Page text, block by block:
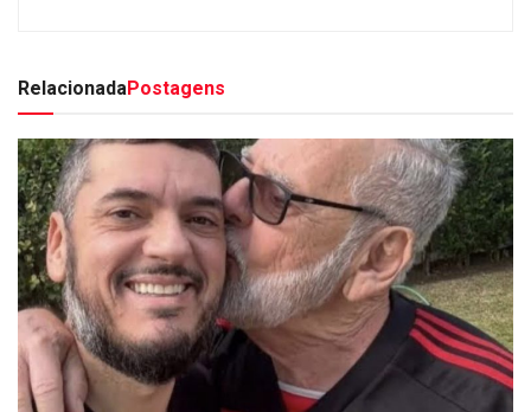
RelacionadaPostagens